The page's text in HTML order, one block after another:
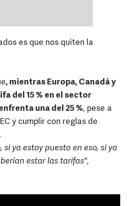
es que nos quiten la
, mientras Europa, Canadá y
del 15 % en el sector
una del 25 %, pese a
y cumplir con reglas de
si ya estoy puesto en eso, si ya
estar las tarifas",